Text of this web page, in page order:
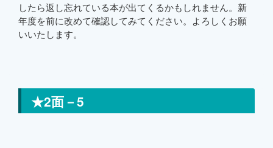
したら返し忘れている本が出てくるかもしれません。新
年度を前に改めて確認してみてください。よろしくお願
いいたします。
★2面－5